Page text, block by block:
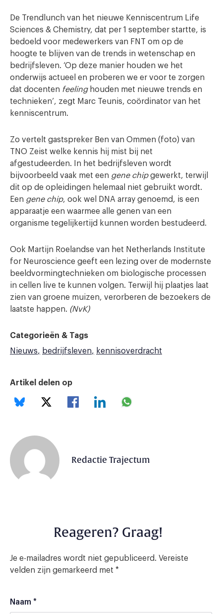
De Trendlunch van het nieuwe Kenniscentrum Life
Sciences & Chemistry, dat per 1 september startte, is
bedoeld voor medewerkers van FNT om op de
hoogte te blijven van de trends in wetenschap en
bedrijfsleven. ‘Op deze manier houden we het
onderwijs actueel en proberen we er voor te zorgen
dat docenten feelinghouden met nieuwe trends en
technieken’, zegt Marc Teunis, coördinator van het
kenniscentrum.
Zo vertelt gastspreker Ben van Ommen (foto) van
TNO Zeist welke kennis hij mist bij net
afgestudeerden. In het bedrijfsleven wordt
bijvoorbeeld vaak met een gene chipgewerkt, terwijl
dit op de opleidingen helemaal niet gebruikt wordt.
Een gene chip, ook wel DNA array genoemd, is een
apparaatje een waarmee alle genen van een
organisme tegelijkertijd kunnen worden bestudeerd.
Ook Martijn Roelandse van het Netherlands Institute
for Neuroscience geeft een lezing over de modernste
beeldvormingtechnieken om biologische processen
in cellen live te kunnen volgen. Terwijl hij plaatjes laat
zien van groene muizen, verorberen de bezoekers de
laatste happen. (NvK)
Categorieën & Tags
Nieuws
bedrijfsleven kennisoverdracht
Artikel delen op
Redactie Trajectum
Reageren? Graag!
Je e-mailadres wordt niet gepubliceerd. Vereiste
velden zijn gemarkeerd met *
Naam *